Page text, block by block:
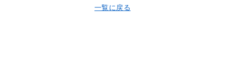
一覧に戻る